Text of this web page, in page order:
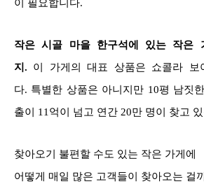
이 필요합니다.
작은 시골 마을 한구석에 있는 작은
지. 이 가게의 대표 상품은 쇼콜라 보
다. 특별한 상품은 아니지만 10평 남짓
출이 11억이 넘고 연간 20만 명이 찾고
찾아오기 불편할 수도 있는 작은 가게에
어떻게 매일 많은 고객들이 찾아오는 걸